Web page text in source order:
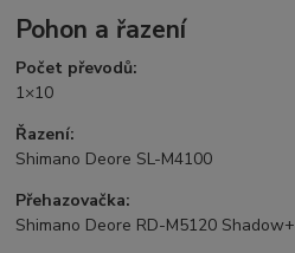
Pohon a řazení
Počet převodů:
1×10
Řazení:
Shimano Deore SL-M4100
Přehazovačka:
Shimano Deore RD-M5120 Shadow+